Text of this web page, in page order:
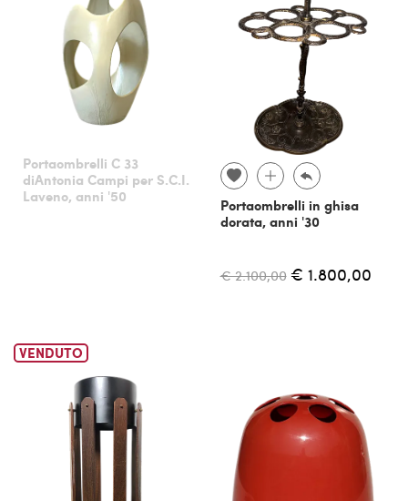
Portaombrelli C 33
diAntonia Campi per S.C.I.
Laveno, anni '50
Portaombrelli in ghisa
dorata, anni '30
€ 2.100,00 € 1.800,00
VENDUTO